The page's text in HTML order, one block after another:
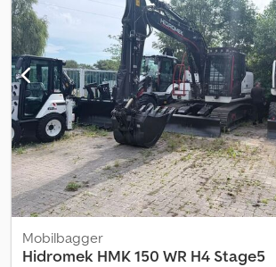
Schnellwechsler SWA33 Likufix
- 1.800 mm Änderungen, Zwischenverkauf und
ausdrücklich vorbehalten. Die Beschreibung
allgemeinen Identifizierung des Fahrzeuges
Gewährleistung im kaufrechtlichen Sinne dar.
ist die Beschreibung gemäß Kaufvertrag.
generell ohne neue TÜV-Abnahme. Falls neue
erwünscht, unterbreiten wir Ihnen gerne ein
Partnerwerkstätten! Fahrzeug kann mit
und/oder beschriftet sein. Es gelten unsere
und Zahlungsbedingungen.
Mobilbagger
Hidromek HMK 150 WR H4 Stage5